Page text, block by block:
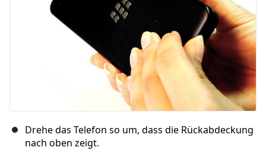
Drehe das Telefon so um, dass die Rückabdeckung
nach oben zeigt.